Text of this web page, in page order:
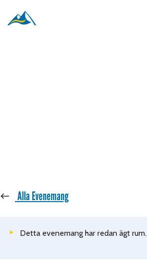
« Alla Evenemang
Detta evenemang har redan ägt rum.